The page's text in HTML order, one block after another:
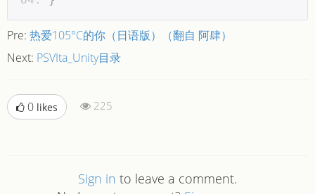
Pre: 热爱105°C的你（日语版）（翻自 阿肆）
Next: PSVIta_Unity目录
0 likes 225
Sign in to leave a comment.